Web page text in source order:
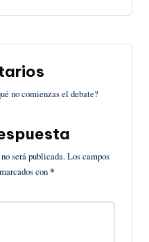
no comienzas el debate?
será publicada.Los campos
con*